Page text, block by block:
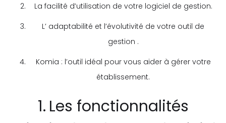
La facilité d’utilisation de votre logiciel de gestion.
L’ adaptabilité et l’évolutivité de votre outil de
gestion .
Komia : l’outil idéal pour vous aider à gérer votre
établissement.
1. Les fonctionnalités